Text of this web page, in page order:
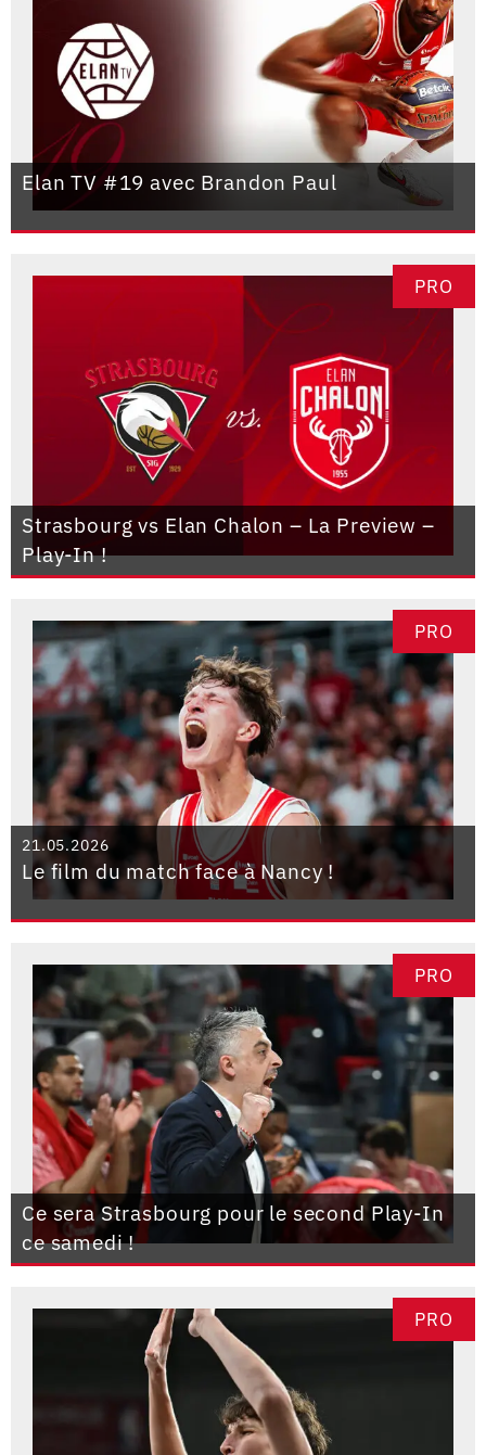
Elan TV #19 avec Brandon Paul
PRO
Strasbourg vs Elan Chalon – La Preview –
Play-In !
PRO
21.05.2026
Le film du match face à Nancy !
PRO
Ce sera Strasbourg pour le second Play-In
ce samedi !
PRO